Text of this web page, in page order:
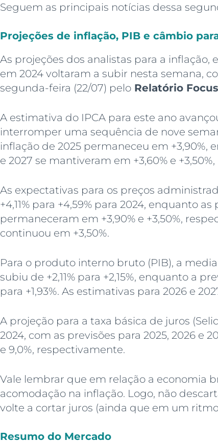
Seguem as principais notícias dessa
Projeções de inflação, PIB e câmbio
As projeções dos analistas para a inflação,
em 2024 voltaram a subir nesta semana,
segunda-feira (22/07) pelo Relatório Focus
A estimativa do IPCA para este ano
interromper uma sequência de nove
inflação de 2025 permaneceu em +3,90%,
e 2027 se mantiveram em +3,60% e
As expectativas para os preços
+4,11% para +4,59% para 2024, enquanto
permaneceram em +3,90% e +3,50%,
continuou em +3,50%.
Para o produto interno bruto (PIB), a
subiu de +2,11% para +2,15%, enquanto a
para +1,93%. As estimativas para 2026 e
A projeção para a taxa básica de juros
2024, com as previsões para 2025, 2026 e
e 9,0%, respectivamente.
Vale lembrar que em relação a economia
acomodação na inflação. Logo, não
volte a cortar juros (ainda que em um
Resumo do Mercado